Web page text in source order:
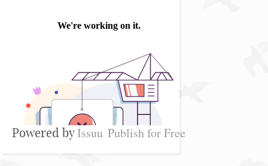
Powered byIssuu Publish for Free